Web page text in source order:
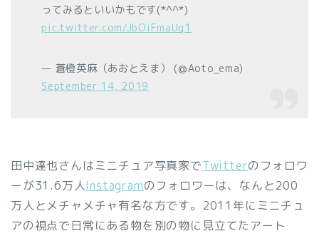
ってみるといいかもです(*^^*)
pic.twitter.com/JbOiFmaUq1
— 蒼橙英麻（あおとえま） (@Aoto_ema)
September 14, 2019
田中達也さんはミニチュア写真家でTwitterのフォロワ
ーが31.6万人Instagramのフォロワーは、なんと200
万人とメチャメチャ有名な方です。2011年にミニチュ
アの視点で日常にある物を別の物に見立てたアート